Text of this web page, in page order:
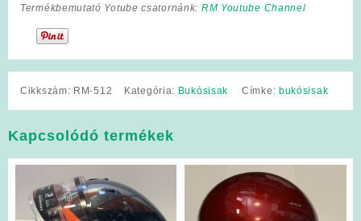
Termékbemutató Yotube csatornánk: RM Youtube Channel
Cikkszám: RM-512 Kategória: Bukósisak Címke: bukósisak
Kapcsolódó termékek